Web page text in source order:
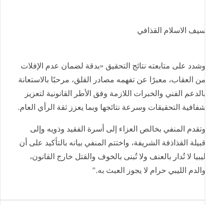
الاسلام القذافي
على متابعته نتائج التحقيق «بدقة لضمان عدم الإفلات
العقاب، معبرًا عن تفهمه مصادر القلق، مرحبًا بالاستعانة
الفني والخبرات اللازمة وفق الأطر القانونية لتعزيز
التحقيقات وسرعة نتائجها وبما يعزز ثقة الرأي العام.
المنفي بخالص العزاء إلى أسرة الفقيد وذويه وإلى
القذاذفة الشريفة، واختتم المنفي بيانه بالتأكيد على أن
لا تُدار بالعنف ولا تُبنى بالخوف والقتل خارج القانون،
الليبي حرام لا يجوز العبث به."